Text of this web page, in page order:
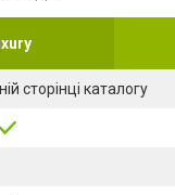
сторінці каталогу